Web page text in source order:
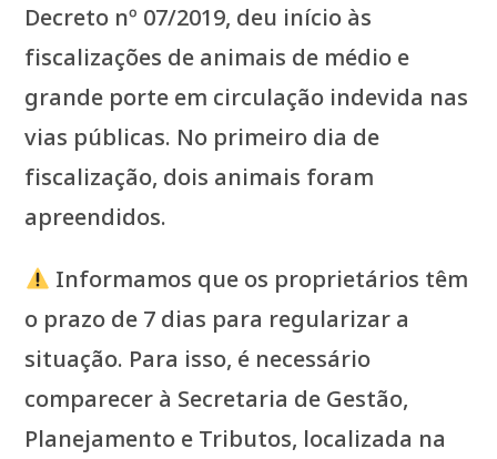
Decreto nº 07/2019, deu início às
fiscalizações de animais de médio e
grande porte em circulação indevida nas
vias públicas. No primeiro dia de
fiscalização, dois animais foram
apreendidos.
Informamos que os proprietários têm
o prazo de 7 dias para regularizar a
situação. Para isso, é necessário
comparecer à Secretaria de Gestão,
Planejamento e Tributos, localizada na